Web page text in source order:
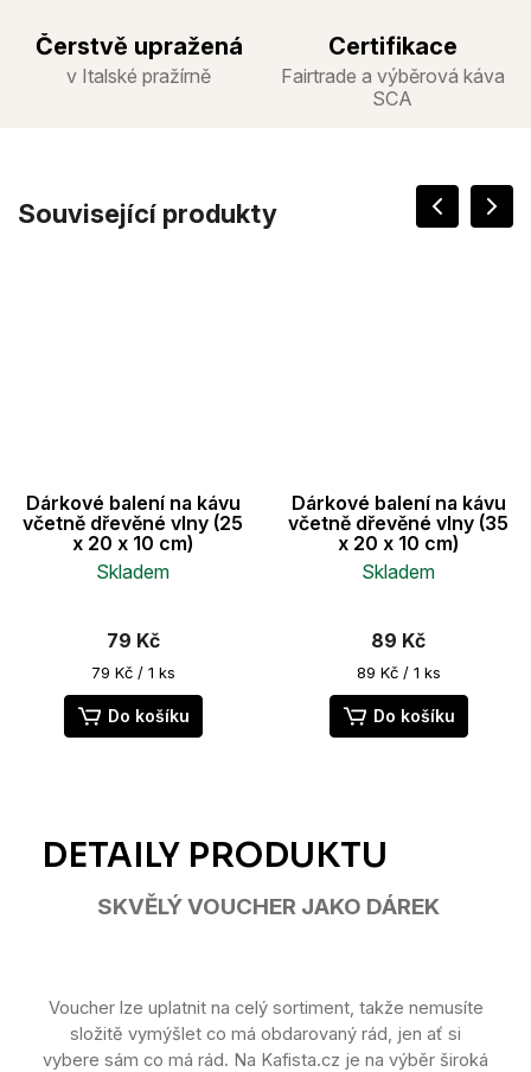
Čerstvě upražená
v Italské pražírně
Certifikace
Fairtrade a výběrová káva
SCA
Související produkty
Dárkové balení na kávu
včetně dřevěné vlny (25
x 20 x 10 cm)
Skladem
79 Kč
Měrná
cena:
79 Kč / 1 ks
Do košíku
Dárkové balení na kávu
včetně dřevěné vlny (35
x 20 x 10 cm)
Skladem
89 Kč
Měrná
cena:
89 Kč / 1 ks
Do košíku
SKVĚLÝ VOUCHER JAKO DÁREK
Voucher lze uplatnit na celý sortiment, takže nemusíte
složitě vymýšlet co má obdarovaný rád, jen ať si
vybere sám co má rád. Na Kafista.cz je na výběr široká